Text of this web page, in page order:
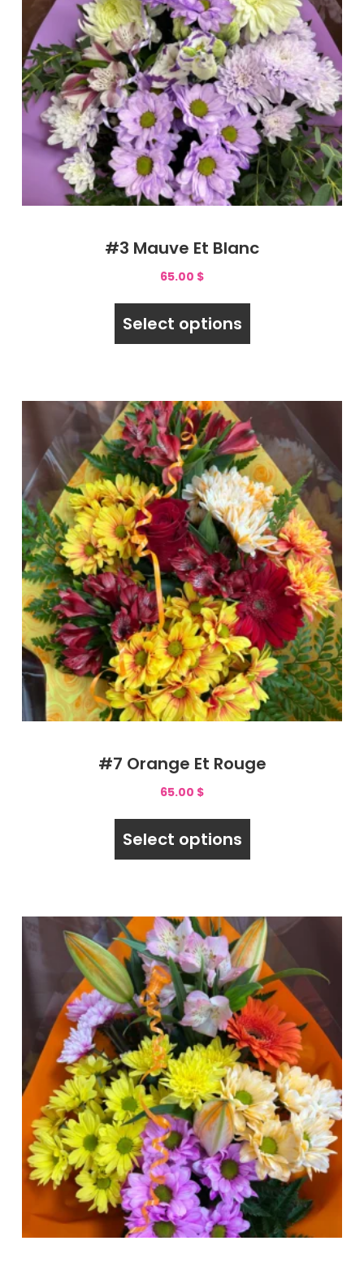
#3 Mauve Et Blanc
65.00 $
Select options
#7 Orange Et Rouge
65.00 $
Select options